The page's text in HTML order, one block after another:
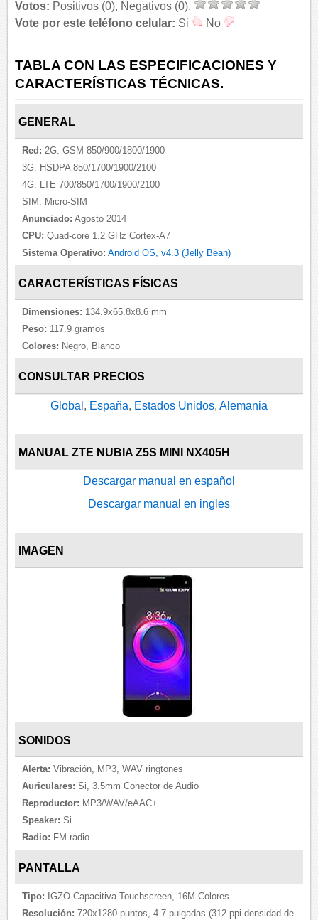
Votos: Positivos (0), Negativos (0).
Vote por este teléfono celular: Si No
TABLA CON LAS ESPECIFICACIONES Y
CARACTERÍSTICAS TÉCNICAS.
GENERAL
Red: 2G: GSM 850/900/1800/1900
3G: HSDPA 850/1700/1900/2100
4G: LTE 700/850/1700/1900/2100
SIM: Micro-SIM
Anunciado: Agosto 2014
CPU: Quad-core 1.2 GHz Cortex-A7
Sistema Operativo: Android OS, v4.3 (Jelly Bean)
CARACTERÍSTICAS FÍSICAS
Dimensiones: 134.9x65.8x8.6 mm
Peso: 117.9 gramos
Colores: Negro, Blanco
CONSULTAR PRECIOS
Global , España, Estados Unidos, Alemania
MANUAL ZTE NUBIA Z5S MINI NX405H
Descargar manual en español
Descargar manual en ingles
IMAGEN
SONIDOS
Alerta: Vibración, MP3, WAV ringtones
Auriculares: Si, 3.5mm Conector de Audio
Reproductor: MP3/WAV/eAAC+
Speaker: Si
Radio: FM radio
PANTALLA
Tipo: IGZO Capacitiva Touchscreen, 16M Colores
Resolución: 720x1280 puntos, 4.7 pulgadas (312 ppi densidad de